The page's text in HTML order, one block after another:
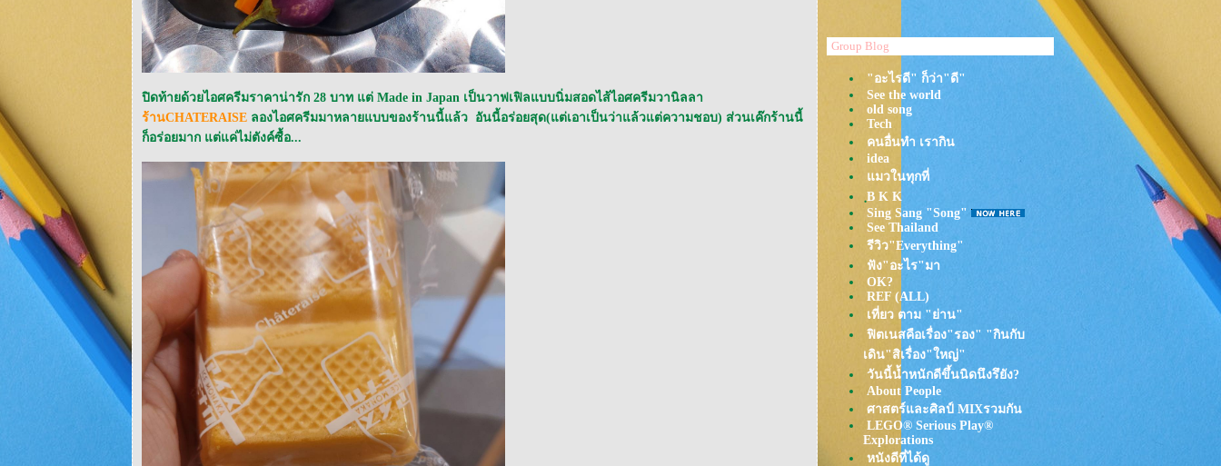
ปิดท้ายด้วยไอศครีมราคาน่ารัก 28 บาท แต่ Made in Japan เป็นวาฟเฟิลแบบนิ่มสอดไส้ไอศครีมวานิลลา
ร้านCHATERAISE ลองไอศครีมมาหลายแบบของร้านนี้แล้ว อันนี้อร่อยสุด(แต่เอาเป็นว่าแล้วแต่ความชอบ) ส่วนเค๊กร้านนี้
ก็อร่อยมาก แต่แค่ไม่ตังค์ซื้อ...
Group Blog
"อะไรดี" ก็ว่า"ดี"
See the world
old song
Tech
คนอื่นทำ เรากิน
idea
มวในทุกที่
ฺB K K
Sing Sang "Song"
See Thailand
รีวิว"Everything"
ฟัง"อะไร"มา
OK?
REF (ALL)
เที่ยว ตาม "ย่าน"
ฟิตเนสคือเรื่อง"รอง" "กินกับ
เดิน"สิเรื่อง"ใหญ่"
วันนี้น้ำหนักดีขึ้นนิดนึงรึยัง?
About People
ศาสตร์และศิลป์ MIXรวมกัน
LEGO® Serious Play®
Explorations
หนังดีที่ได้ดู